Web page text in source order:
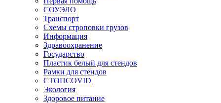
СОУЭЛО
Транспорт
Схемы строповки грузов
Информация
Здравоохранение
Государство
Пластик белый для стендов
Рамки для стендов
СТОПCOVID
Экология
Здоровое питание